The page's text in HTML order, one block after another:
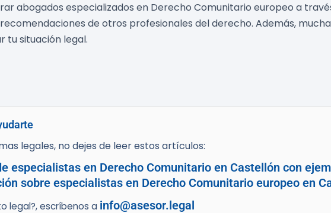
abogados especializados en Derecho Comunitario europeo a
de otros profesionales del derecho. Además,
tu situación legal.
legales, no dejes de leer estos artículos:
especialistas en Derecho Comunitario en Castellón con
sobre especialistas en Derecho Comunitario europeo en
legal?, escríbenos a info@asesor.legal